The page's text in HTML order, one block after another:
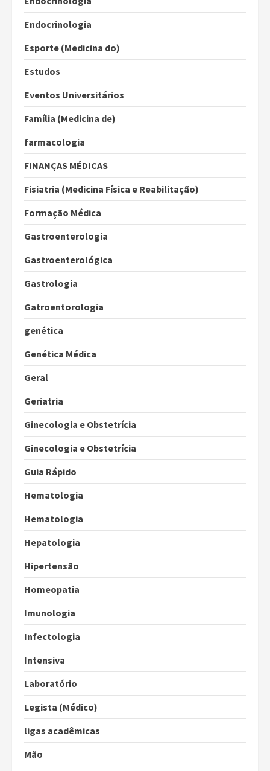
Endocrinologia
Esporte (Medicina do)
Estudos
Eventos Universitários
Família (Medicina de)
farmacologia
FINANÇAS MÉDICAS
Fisiatria (Medicina Física e Reabilitação)
Formação Médica
Gastroenterologia
Gastroenterológica
Gastrologia
Gatroentorologia
genética
Genética Médica
Geral
Geriatria
Ginecologia e Obstetrícia
Ginecologia e Obstetrícia
Guia Rápido
Hematologia
Hematologia
Hepatologia
Hipertensão
Homeopatia
Imunologia
Infectologia
Intensiva
Laboratório
Legista (Médico)
ligas acadêmicas
Mão